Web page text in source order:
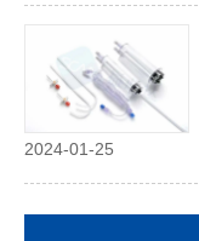
2024-01-25